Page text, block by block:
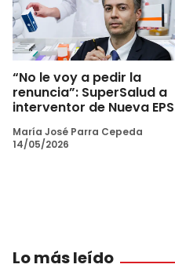
“No le voy a pedir la
renuncia”: SuperSalud a
interventor de Nueva EPS
María José Parra Cepeda
14/05/2026
Lo más leído